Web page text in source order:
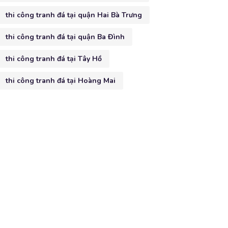
thi công tranh đá tại quận Hai Bà Trưng
thi công tranh đá tại quận Ba Đình
thi công tranh đá tại Tây Hồ
thi công tranh đá tại Hoàng Mai